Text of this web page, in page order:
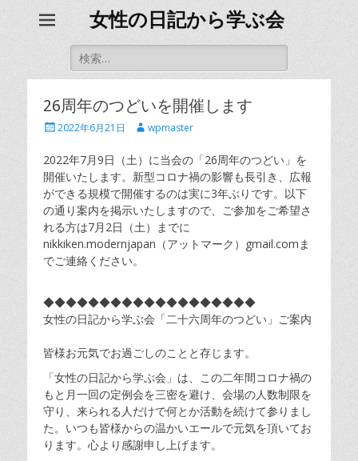
女性の日記から学ぶ会
検
索
象:
26周年のつどいを開催します
投
日
2022年6月21日
投
者
wpmaster
2022年7月9日（土）に当会の「26周年のつどい」を
開催いたします。新型コロナ禍の影響も長引き、広報
ができる規模で開催するのは実に3年ぶりです。以下
の通り案内を掲示いたしますので、ご参加をご希望さ
れる方は7月2日（土）までに
nikkiken.modernjapan（アットマーク）gmail.comま
でご連絡ください。
◆◆◆◆◆◆◆◆◆◆◆◆◆◆◆◆◆◆◆
女性の日記から学ぶ会「二十六周年のつどい」ご案内
皆様お元気でお過ごしのことと存じます。
「女性の日記から学ぶ会」は、この二年間コロナ禍の
もと月一回の定例会を三密を避け、会場の人数制限を
守り、来られる人だけで何とか活動を続けて参りまし
た。いつも皆様からの温かいエールで元気を頂いてお
ります。心より感謝申し上げます。